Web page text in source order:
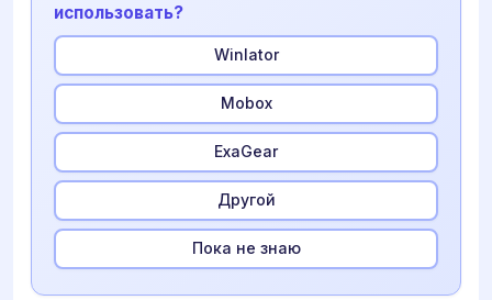
использовать?
Winlator
Mobox
ExaGear
Другой
Пока не знаю